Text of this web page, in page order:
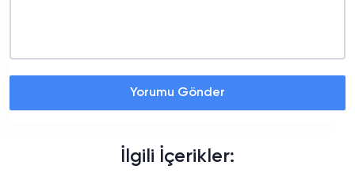
Yorumu Gönder
İlgili İçerikler: